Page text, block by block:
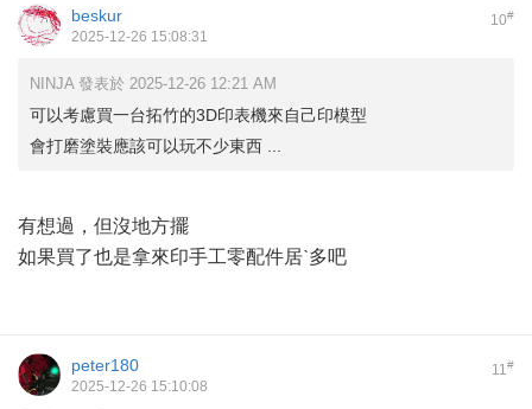
10#
beskur
2025-12-26 15:08:31
NINJA 發表於 2025-12-26 12:21 AM
可以考慮買一台拓竹的3D印表機來自己印模型
會打磨塗裝應該可以玩不少東西 ...
有想過，但沒地方擺
如果買了也是拿來印手工零配件居ˋ多吧
11#
peter180
2025-12-26 15:10:08